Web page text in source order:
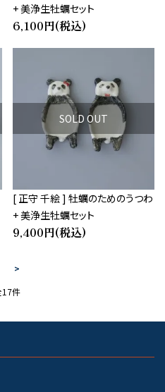
+ 美浄生牡蠣セット
6,100円(税込)
SOLD OUT
[ 正守 千絵 ] 牡蠣のためのうつわ
+ 美浄生牡蠣セット
9,400円(税込)
>
17件